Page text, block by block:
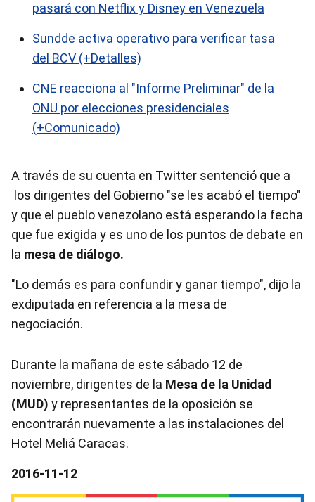
pasará con Netflix y Disney en Venezuela
Sundde activa operativo para verificar tasa
del BCV (+Detalles)
CNE reacciona al "Informe Preliminar" de la
ONU por elecciones presidenciales
(+Comunicado)
A través de su cuenta en Twitter sentenció que a
los dirigentes del Gobierno "se les acabó el tiempo"
y que el pueblo venezolano está esperando la fecha
que fue exigida y es uno de los puntos de debate en
la mesa de diálogo.
"Lo demás es para confundir y ganar tiempo", dijo la
exdiputada en referencia a la mesa de
negociación.
Durante la mañana de este sábado 12 de
noviembre, dirigentes de la Mesa de la Unidad
(MUD) y representantes de la oposición se
encontrarán nuevamente a las instalaciones del
Hotel Meliá Caracas.
2016-11-12